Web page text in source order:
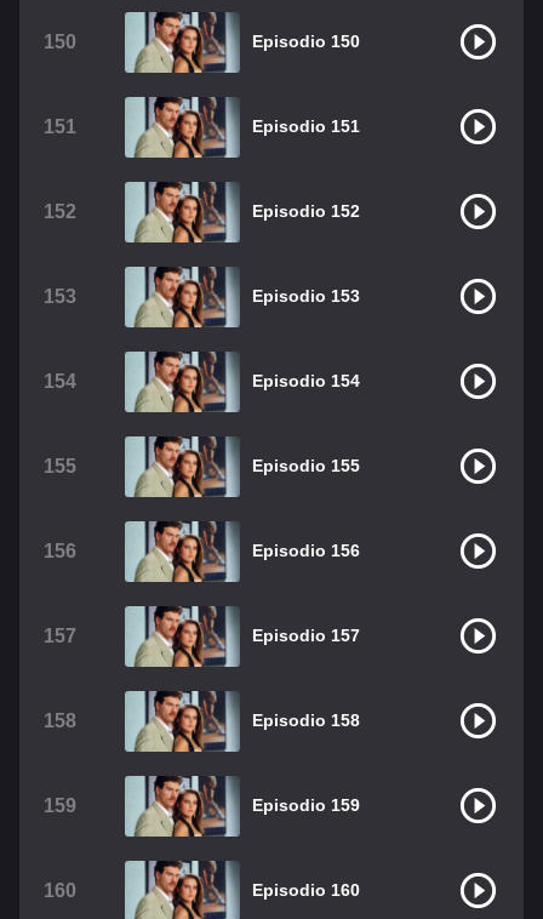
150 Episodio 150
151 Episodio 151
152 Episodio 152
153 Episodio 153
154 Episodio 154
155 Episodio 155
156 Episodio 156
157 Episodio 157
158 Episodio 158
159 Episodio 159
160 Episodio 160